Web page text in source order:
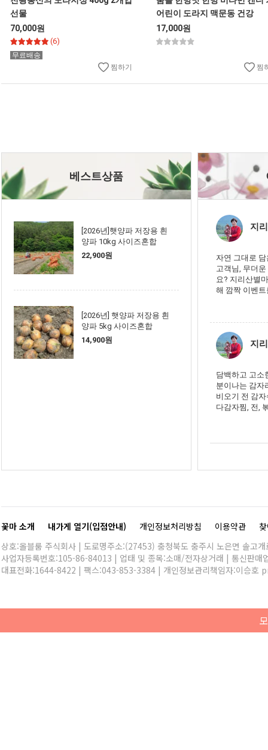
선물
70,000원
(6)
무료배송
찜하기
어린이 도라지 맥문동 건강
17,000원
찜
베스트상품
[2026년]햇양파 저장용 흰
양파 10kg 사이즈혼합
22,900원
[2026년] 햇양파 저장용 흰
양파 5kg 사이즈혼합
14,900원
지
자연 그대로
고객님, 무더
요? 지리산별
해 깜짝 이벤
지
담백하고 고소
분이나는 감자
비오기 전 감
다감자찜, 전,
꽃마 소개 내가게 열기(입점안내) 개인정보처리방침 이용약관
상호:올블룸 주식회사 | 도로명주소:(27453) 충청북도 충주시 노은면 솔고
사업자등록번호:105-86-84013 | 업태 및 종목:소매/전자상거래 | 통신판매
대표전화:1644-8422 | 팩스:043-853-3384 | 개인정보관리책임자:이승호